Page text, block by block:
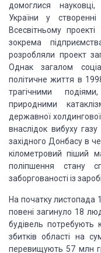
домоглися науковці,
України у створенні
Всесвітньому проекті
зокрема
розробляли проект
Однак загалом
політичне життя в
трагічними
природними
державної
внаслідок вибуху
західного Донбасу в
кілометровий піший
поліпшення стану
заборгованості із
На початку листопада
повені загинуло 18
будівель потребують
збитків області на
перевищують 57 млн